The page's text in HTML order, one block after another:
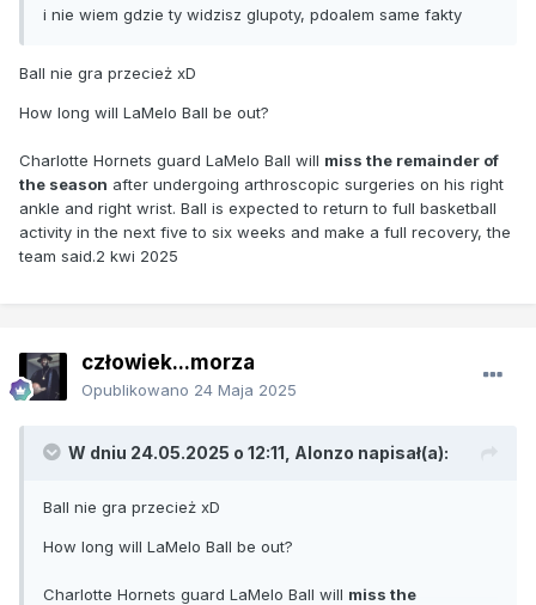
i nie wiem gdzie ty widzisz glupoty, pdoalem same fakty
Ball nie gra przecież xD
How long will LaMelo Ball be out?
Charlotte Hornets guard LaMelo Ball will miss the remainder of
the season after undergoing arthroscopic surgeries on his right
ankle and right wrist. Ball is expected to return to full basketball
activity in the next five to six weeks and make a full recovery, the
team said.2 kwi 2025
człowiek...morza
Opublikowano 24 Maja 2025
W dniu 24.05.2025 o 12:11, Alonzo napisał(a):
Ball nie gra przecież xD
How long will LaMelo Ball be out?
Charlotte Hornets guard LaMelo Ball will miss the